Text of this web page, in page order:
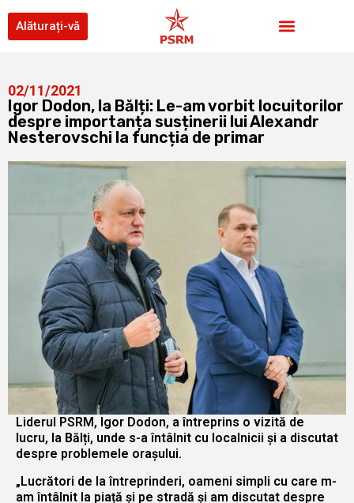
Alăturați-vă
02/11/2021
Igor Dodon, la Bălți: Le-am vorbit locuitorilor
despre importanța susținerii lui Alexandr
Nesterovschi la funcția de primar
Liderul PSRM, Igor Dodon, a întreprins o vizită de
lucru, la Bălți, unde s-a întâlnit cu localnicii și a discutat
despre problemele orașului.
„Lucrători de la întreprinderi, oameni simpli cu care m-
am întâlnit la piață și pe stradă și am discutat despre